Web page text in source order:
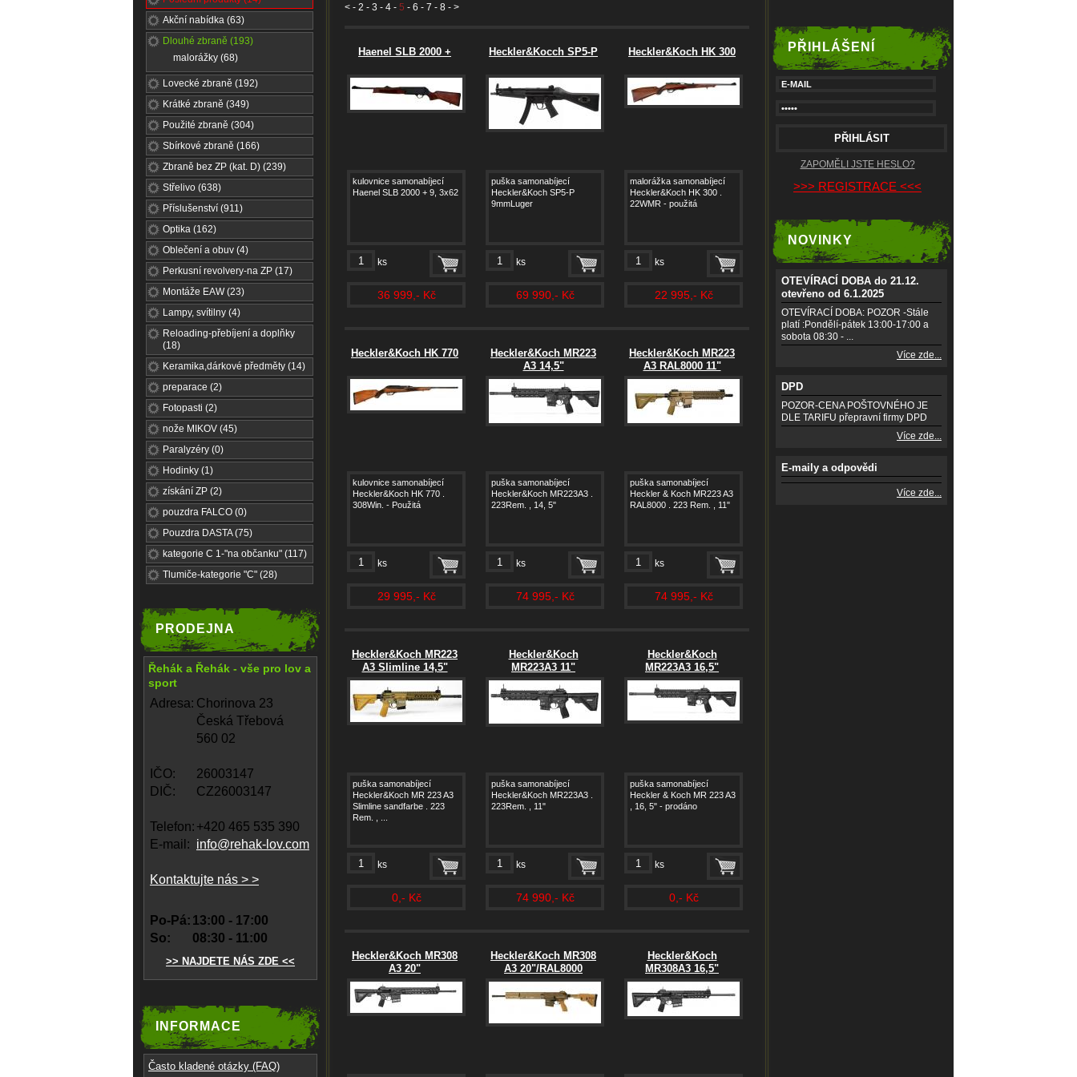
Akční nabídka (63)
Dlouhé zbraně (193)
malorážky (68)
Lovecké zbraně (192)
Krátké zbraně (349)
Použité zbraně (304)
Sbírkové zbraně (166)
Zbraně bez ZP (kat. D) (239)
Střelivo (638)
Příslušenství (911)
Optika (162)
Oblečení a obuv (4)
Perkusní revolvery-na ZP (17)
Montáže EAW (23)
Lampy, svítilny (4)
Reloading-přebíjení a doplňky
(18)
Keramika,dárkové předměty (14)
preparace (2)
Fotopasti (2)
nože MIKOV (45)
Paralyzéry (0)
Hodinky (1)
získání ZP (2)
pouzdra FALCO (0)
Pouzdra DASTA (75)
kategorie C 1-"na občanku" (117)
Tlumiče-kategorie "C" (28)
PRODEJNA
Řehák a Řehák - vše pro lov a
sport
Adresa: Chorinova 23
Česká Třebová
560 02
IČO:
26003147
DIČ:
CZ26003147
Telefon: +420 465 535 390
E-mail: info@rehak-lov.com
Kontaktujte nás > >
Po-Pá: 13:00 - 17:00
So:
08:30 - 11:00
>> NAJDETE NÁS ZDE <<
INFORMACE
Často kladené otázky (FAQ)
< - 2 - 3 - 4 - 5 - 6 - 7 - 8 - >
Haenel SLB 2000 +
kulovnice samonabíjecí
Haenel SLB 2000 + 9, 3x62
ks
36 999,- Kč
Heckler&Kocch SP5-P
puška samonabíjecí
Heckler&Koch SP5-P
9mmLuger
ks
69 990,- Kč
Heckler&Koch HK 300
malorážka samonabíjecí
Heckler&Koch HK 300 .
22WMR - použitá
ks
22 995,- Kč
Heckler&Koch HK 770
kulovnice samonabíjecí
Heckler&Koch HK 770 .
308Win. - Použitá
ks
29 995,- Kč
Heckler&Koch MR223
A3 14,5"
puška samonabíjecí
Heckler&Koch MR223A3 .
223Rem. , 14, 5"
ks
74 995,- Kč
Heckler&Koch MR223
A3 RAL8000 11"
puška samonabíjecí
Heckler & Koch MR223 A3
RAL8000 . 223 Rem. , 11"
ks
74 995,- Kč
Heckler&Koch MR223
A3 Slimline 14,5"
puška samonabíjecí
Heckler&Koch MR 223 A3
Slimline sandfarbe . 223
Rem. , ...
ks
0,- Kč
Heckler&Koch
MR223A3 11"
puška samonabíjecí
Heckler&Koch MR223A3 .
223Rem. , 11"
ks
74 990,- Kč
Heckler&Koch
MR223A3 16,5"
puška samonabíjecí
Heckler & Koch MR 223 A3
, 16, 5" - prodáno
ks
0,- Kč
Heckler&Koch MR308
A3 20"
Heckler&Koch MR308
A3 20"/RAL8000
Heckler&Koch
MR308A3 16,5"
PŘIHLÁŠENÍ
ZAPOMĚLI JSTE HESLO?
>>> REGISTRACE <<<
NOVINKY
OTEVÍRACÍ DOBA do 21.12.
otevřeno od 6.1.2025
OTEVÍRACÍ DOBA: POZOR -Stále
platí :Pondělí-pátek 13:00-17:00 a
sobota 08:30 - ...
Více zde...
DPD
POZOR-CENA POŠTOVNÉHO JE
DLE TARIFU přepravní firmy DPD
Více zde...
E-maily a odpovědi
Více zde...